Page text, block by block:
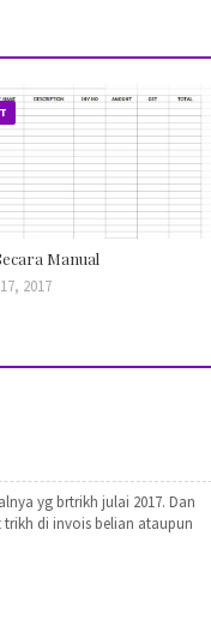
Manual
2017
yg brtrikh julai 2017. Dan
di invois belian ataupun